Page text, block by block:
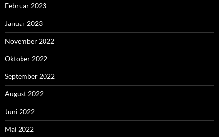
Februar 2023
Januar 2023
November 2022
Oktober 2022
September 2022
August 2022
Juni 2022
Mai 2022